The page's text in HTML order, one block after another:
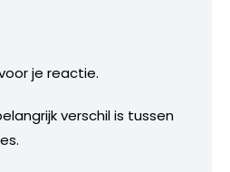
je reactie.
verschil is tussen